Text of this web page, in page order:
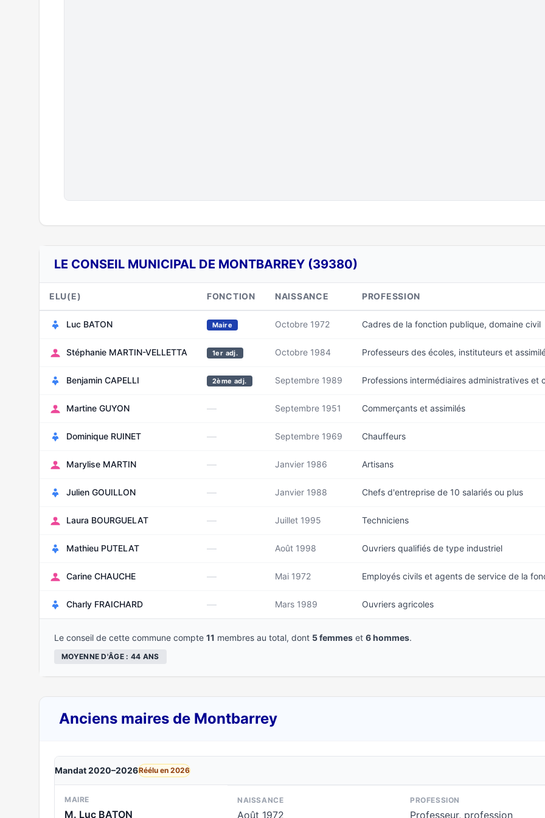
LE CONSEIL MUNICIPAL DE MONTBARREY (39380)
ELU(E) FONCTION NAISSANCE PROFESSION
Luc BATON Maire Octobre 1972 Cadres de la fonction publique, domaine civil
Stéphanie MARTIN-VELLETTA 1er adj. Octobre 1984 Professeurs des écoles, instituteurs et
Benjamin CAPELLI 2ème adj. Septembre 1989 Professions intermédiaires administratives et
Martine GUYON — Septembre 1951 Commerçants et assimilés
Dominique RUINET — Septembre 1969 Chauffeurs
Marylise MARTIN — Janvier 1986 Artisans
Julien GOUILLON — Janvier 1988 Chefs d'entreprise de 10 salariés ou plus
Laura BOURGUELAT — Juillet 1995 Techniciens
Mathieu PUTELAT — Août 1998 Ouvriers qualifiés de type industriel
Carine CHAUCHE — Mai 1972 Employés civils et agents de service de la
Charly FRAICHARD — Mars 1989 Ouvriers agricoles
Le conseil de cette commune compte 11 membres au total, dont 5 femmes et 6 hommes.
MOYENNE D'ÂGE : 44 ANS
Anciens maires de Montbarrey
Mandat 2020–2026Réélu en 2026
MAIRE
M. Luc BATON
NAISSANCE
Août 1972
PROFESSION
Professeur, profession